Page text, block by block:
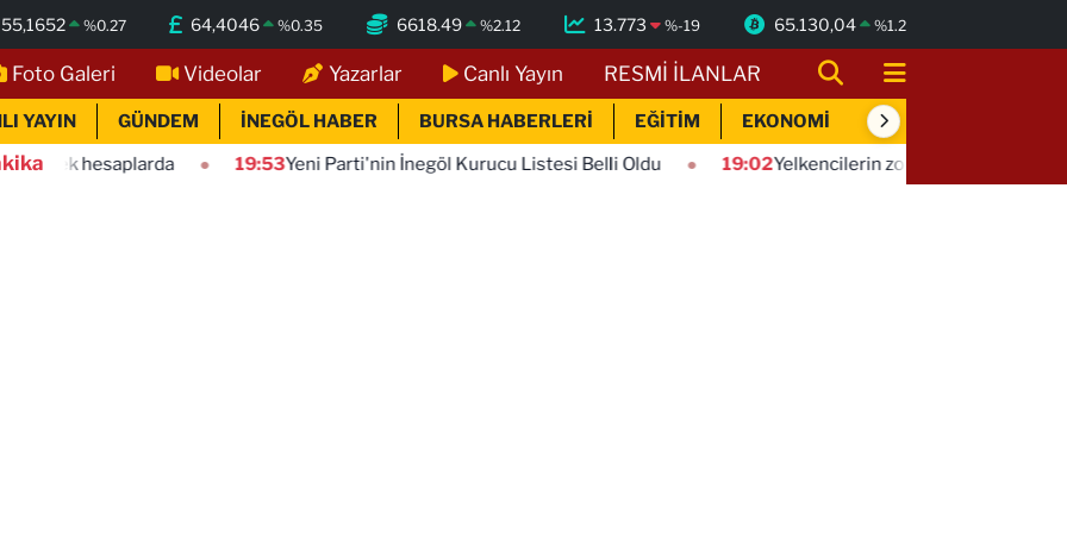
55,1652 %0.27 64,4046 %0.35 6618.49 %2.12 13.773 %-19 65.130,04 %1.2
Foto Galeri Videolar Yazarlar Canlı Yayın RESMİ İLANLAR
YAYIN GÜNDEM İNEGÖL HABER BURSA HABERLERİ EĞİTİM EKONOMİ SİYASET
19:53Yeni Parti'nin İnegöl Kurucu Listesi Belli Oldu 19:02Yelkencilerin zorlu mücadelesi ilk günde nefes